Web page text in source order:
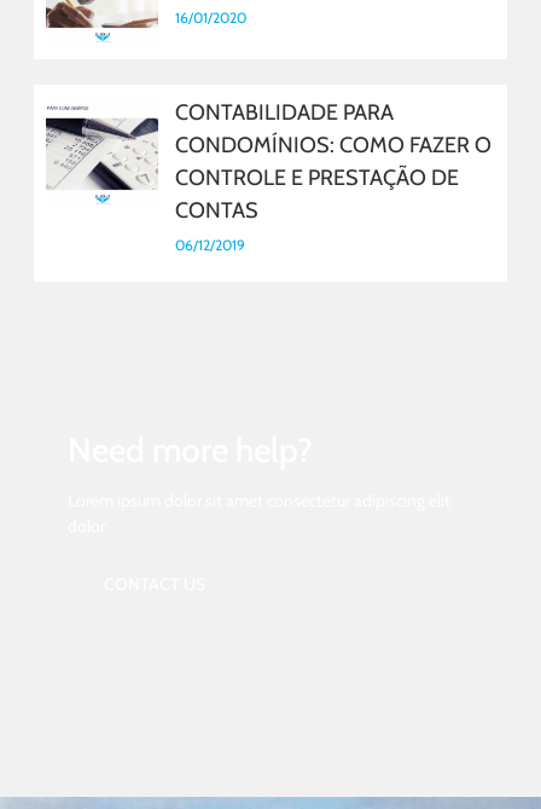
16/01/2020
CONTABILIDADE PARA
CONDOMÍNIOS: COMO FAZER O
CONTROLE E PRESTAÇÃO DE
CONTAS
06/12/2019